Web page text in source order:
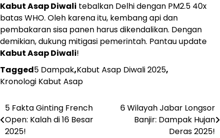
Kabut Asap Diwali tebalkan Delhi dengan PM2.5 40x
batas WHO. Oleh karena itu, kembang api dan
pembakaran sisa panen harus dikendalikan. Dengan
demikian, dukung mitigasi pemerintah. Pantau update
Kabut Asap Diwali!
Tagged5 Dampak,Kabut Asap Diwali 2025,
Kronologi Kabut Asap
Navigasi
pos
5 Fakta Ginting French
Open: Kalah di 16 Besar
2025!
6 Wilayah Jabar Longsor
Banjir: Dampak Hujan
Deras 2025!